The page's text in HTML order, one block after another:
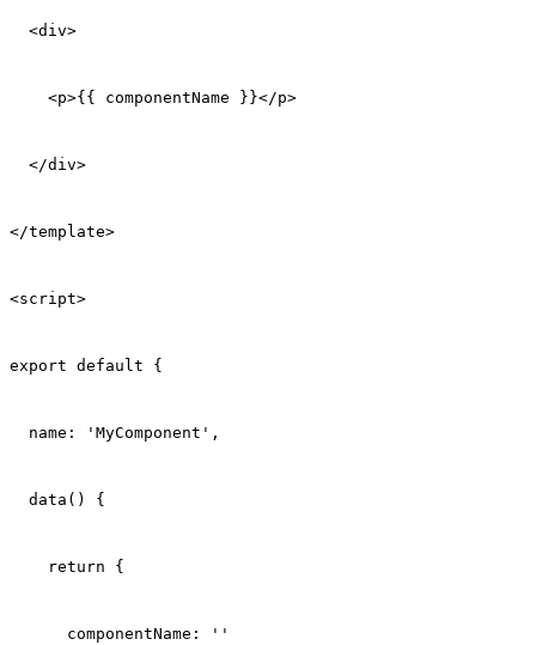
  <div>
    <p>{{ componentName }}</p>
  </div>
</template>
<script>
export default {
  name: 'MyComponent',
  data() {
    return {
      componentName: ''